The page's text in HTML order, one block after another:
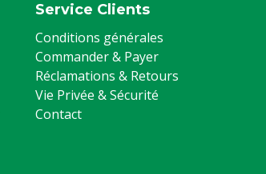
Service Clients
Conditions générales
Commander & Payer
Réclamations & Retours
Vie Privée & Sécurité
Contact